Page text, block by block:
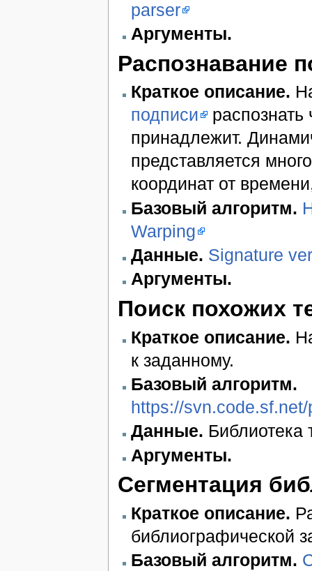
parser
Аргументы.
Распознавание
Краткое описание.
подписи распознать
принадлежит.
представляется
координат от
Базовый алгоритм.
Warping
Данные. Signature
Аргументы.
Поиск похожих
Краткое описание.
к заданному.
Базовый алгоритм.
https://
Данные. Библиотека
Аргументы.
Сегментация
Краткое описание.
библиографической
Базовый алгоритм.